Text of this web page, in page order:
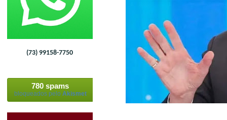
(73) 99158-7750
780 spams
bloqueados pelo Akismet